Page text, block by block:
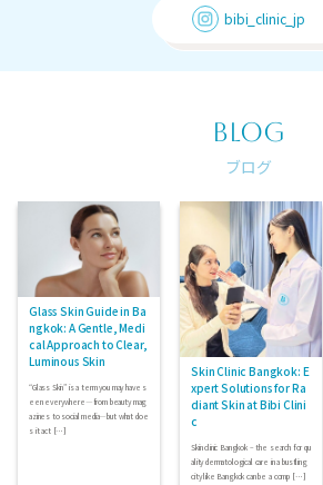
bibi_clinic_jp
BLOG
ブログ
Glass Skin Guide in Ba
ngkok: A Gentle, Medi
cal Approach to Clear,
Luminous Skin
“Glass Skin” is a term you may have s
een everywhere—from beauty mag
azines to social media—but what doe
s it act […]
Skin Clinic Bangkok: E
xpert Solutions for Ra
diant Skin at Bibi Clini
c
Skin clinic Bangkok – the search for qu
ality dermatological care in a bustling
city like Bangkok can be a comp […]